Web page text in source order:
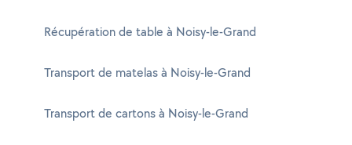
Récupération de table à Noisy-le-Grand
Transport de matelas à Noisy-le-Grand
Transport de cartons à Noisy-le-Grand